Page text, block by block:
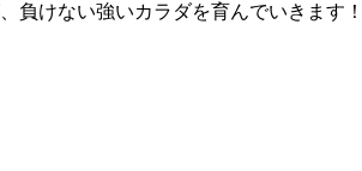
負けない強いカラダを育んでいきます！